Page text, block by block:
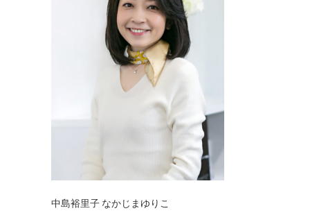
中島裕里子 なかじまゆりこ